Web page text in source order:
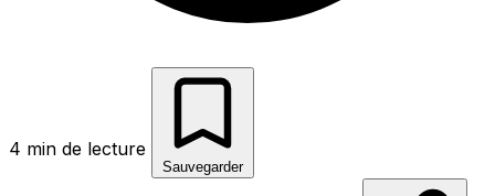
4 min de lecture
Sauvegarder